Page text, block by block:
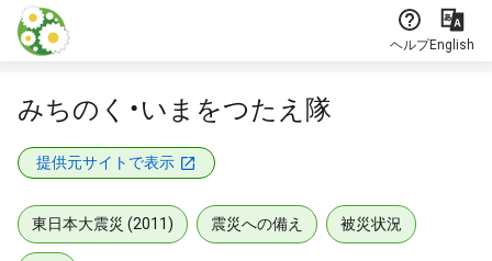
本文に飛ぶ
ヘルプEnglish
みちのく・いまをつたえ隊
提供元サイトで表示
東日本大震災 (2011) 震災への備え 被災状況